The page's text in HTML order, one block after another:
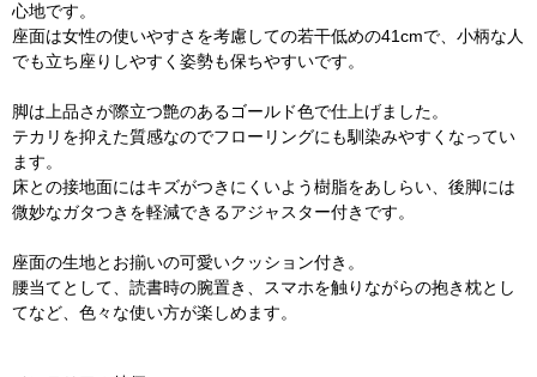
心地です。
座面は女性の使いやすさを考慮しての若干低めの41cmで、小柄な人
でも立ち座りしやすく姿勢も保ちやすいです。
脚は上品さが際立つ艶のあるゴールド色で仕上げました。
テカリを抑えた質感なのでフローリングにも馴染みやすくなってい
ます。
床との接地面にはキズがつきにくいよう樹脂をあしらい、後脚には
微妙なガタつきを軽減できるアジャスター付きです。
座面の生地とお揃いの可愛いクッション付き。
腰当てとして、読書時の腕置き、スマホを触りながらの抱き枕とし
てなど、色々な使い方が楽しめます。